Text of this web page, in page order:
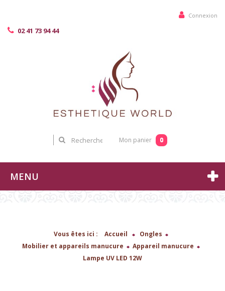
Connexion
02 41 73 94 44
Mon panier 0
MENU
Vous êtes ici : Accueil > Ongles >
Mobilier et appareils manucure > Appareil manucure >
Lampe UV LED 12W